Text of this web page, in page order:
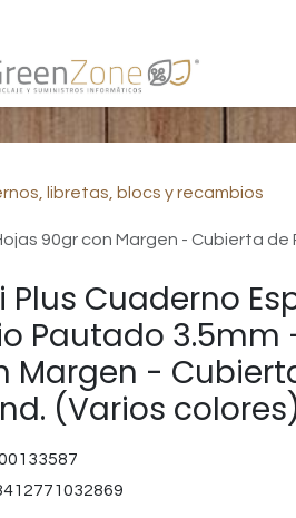
libretas, blocs y recambios
90gr con Margen - Cubierta de
Plus Cuaderno
Pautado 3.5mm
Margen -
(Varios